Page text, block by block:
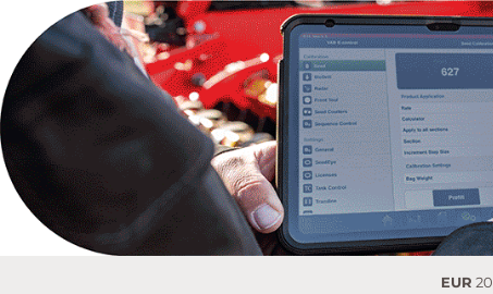
20.0493 MDL